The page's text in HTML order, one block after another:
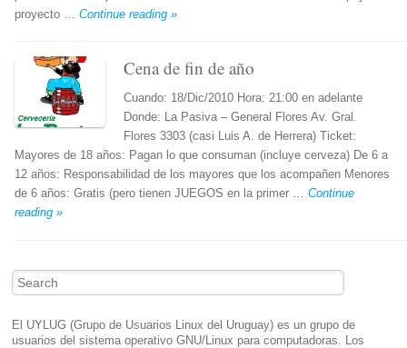
proyecto … Continue reading »
Cena de fin de año
Cuando: 18/Dic/2010 Hora: 21:00 en adelante
Donde: La Pasiva – General Flores Av. Gral.
Flores 3303 (casi Luis A. de Herrera) Ticket:
Mayores de 18 años: Pagan lo que consuman (incluye cerveza) De 6 a
12 años: Responsabilidad de los mayores que los acompañen Menores
de 6 años: Gratis (pero tienen JUEGOS en la primer … Continue
reading »
Search
El UYLUG (Grupo de Usuarios Linux del Uruguay) es un grupo de
usuarios del sistema operativo GNU/Linux para computadoras. Los